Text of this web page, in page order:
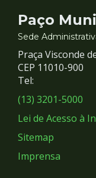
e
Redes
Sociais
Paço
Sede
Praça Visconde
CEP 11010-900
Tel:
(13) 3201-5000
Lei de Acesso à
Sitemap
Imprensa